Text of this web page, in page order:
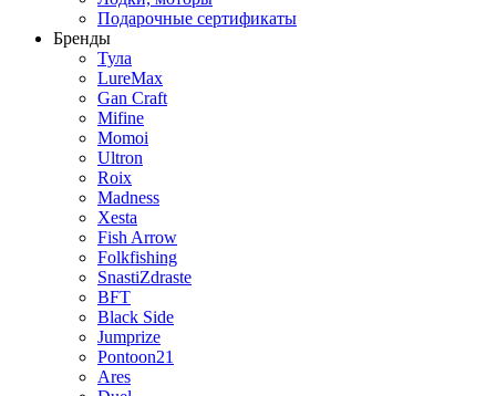
Подарочные сертификаты
Бренды
Тула
LureMax
Gan Craft
Mifine
Momoi
Ultron
Roix
Madness
Xesta
Fish Arrow
Folkfishing
SnastiZdraste
BFT
Black Side
Jumprize
Pontoon21
Ares